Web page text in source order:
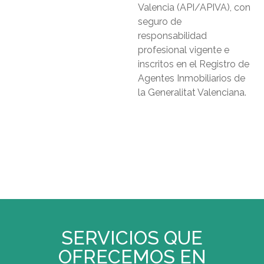
Valencia (API/APIVA), con
seguro de
responsabilidad
profesional vigente e
inscritos en el Registro de
Agentes Inmobiliarios de
la Generalitat Valenciana.
SERVICIOS QUE
OFRECEMOS EN